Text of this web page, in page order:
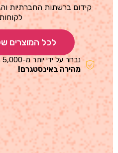
קידום ברשתות החברתיות
לכל המוצרים
נבחר על ידי יותר מ-5,000 משפיענים ומותגים
מהירה באינסטגרם!